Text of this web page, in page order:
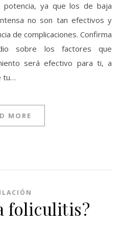
ya que los de baja
no son tan efectivos y
de complicaciones. Confirma
sobre los factores que
será efectivo para ti, a
tu…
MORE
foliculitis?